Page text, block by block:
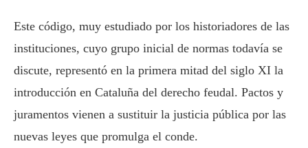
Este código, muy estudiado por los historiadores de las
instituciones, cuyo grupo inicial de normas todavía se
discute, representó en la primera mitad del siglo XI la
introducción en Cataluña del derecho feudal. Pactos y
juramentos vienen a sustituir la justicia pública por las
nuevas leyes que promulga el conde.